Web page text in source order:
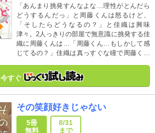
「あんまり挑発すんなよな…理性がとんだら
どうするんだっ」と周藤くんは怒るけど、
「そしたらどうなるの？」と佳織は興味
津々。2人っきりの部屋で無意識に挑発する佳
織に周藤くんは…「周藤くん…もしかして感
じてるの？」佳織は真っすぐな瞳で周藤くん
カップルの恋の行方は？
今すぐ
その笑顔好きじゃない
5冊
無料
8/31
まで